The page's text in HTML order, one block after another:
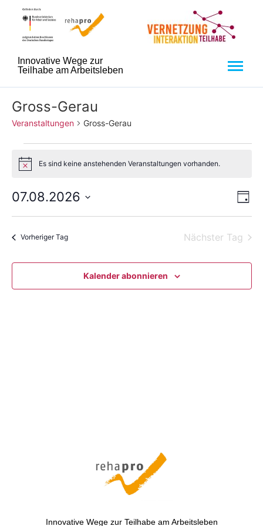
Innovative Wege zur
Teilhabe am Arbeitsleben
Gross-Gerau
Veranstaltungen Gross-Gerau
HinweisEs sind keine anstehenden Veranstaltungen vorhanden.
Tag
07.08.2026
wählen.
Vorheriger Tag Nächster Tag
Kalender abonnieren
Innovative Wege zur Teilhabe am Arbeitsleben